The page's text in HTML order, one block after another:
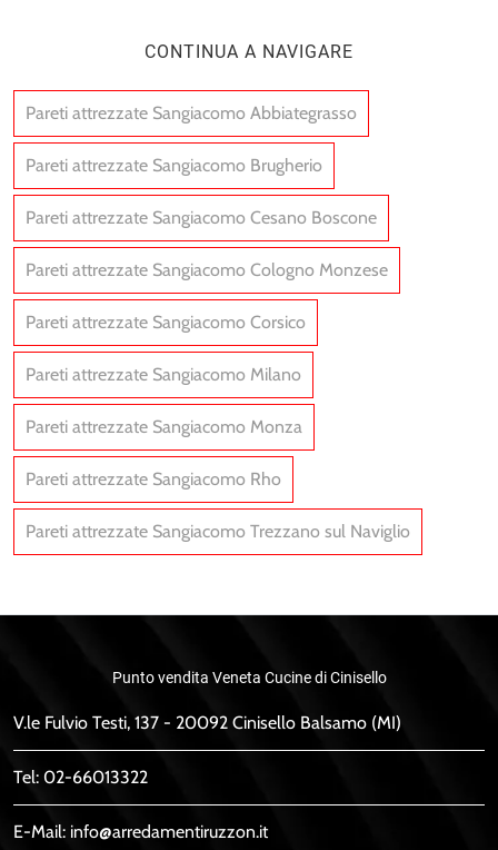
CONTINUA A NAVIGARE
Pareti attrezzate Sangiacomo Abbiategrasso
Pareti attrezzate Sangiacomo Brugherio
Pareti attrezzate Sangiacomo Cesano Boscone
Pareti attrezzate Sangiacomo Cologno Monzese
Pareti attrezzate Sangiacomo Corsico
Pareti attrezzate Sangiacomo Milano
Pareti attrezzate Sangiacomo Monza
Pareti attrezzate Sangiacomo Rho
Pareti attrezzate Sangiacomo Trezzano sul Naviglio
Punto vendita Veneta Cucine di Cinisello
V.le Fulvio Testi, 137 - 20092 Cinisello Balsamo (MI)
Tel: 02-66013322
E-Mail: info@arredamentiruzzon.it